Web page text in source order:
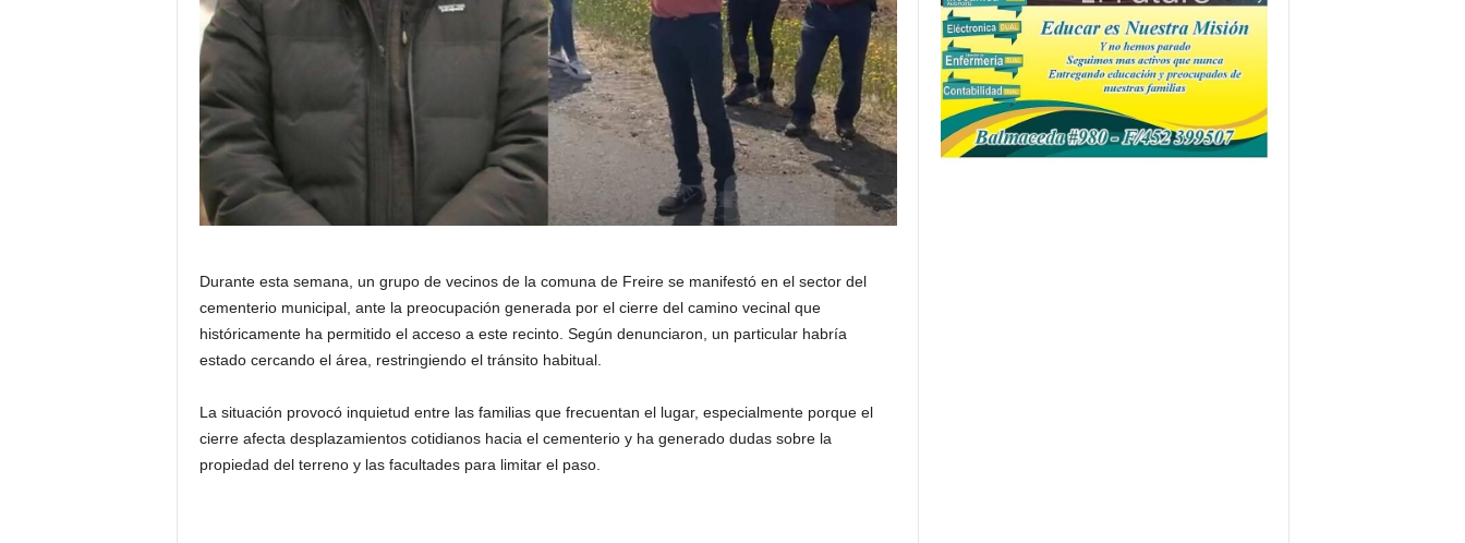
Durante esta semana, un grupo de vecinos de la comuna de Freire se manifestó en el sector del
cementerio municipal, ante la preocupación generada por el cierre del camino vecinal que
históricamente ha permitido el acceso a este recinto. Según denunciaron, un particular habría
estado cercando el área, restringiendo el tránsito habitual.
La situación provocó inquietud entre las familias que frecuentan el lugar, especialmente porque el
cierre afecta desplazamientos cotidianos hacia el cementerio y ha generado dudas sobre la
propiedad del terreno y las facultades para limitar el paso.